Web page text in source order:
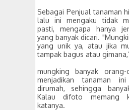
Sebagai Penjual tanaman
lalu ini mengaku tidak
pasti, mengapa hanya
yang banyak dicari.
yang unik ya, atau jika
tampak bagus atau
mungking banyak
menjadikan tanaman
dirumah, sehingga
Kalau difoto memang
katanya.